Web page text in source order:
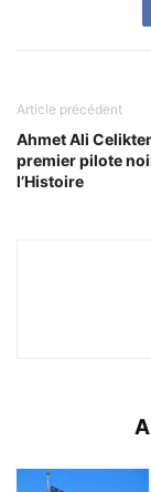
Article précédent
Ahmet Ali
premier pilote
l’Histoire